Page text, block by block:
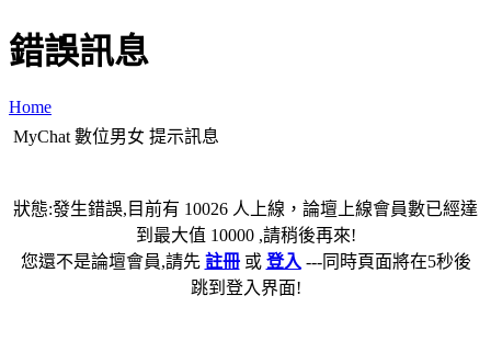
錯誤訊息
Home
MyChat 數位男女 提示訊息
狀態:發生錯誤,目前有 10026 人上線，論壇上線會員數已經達
到最大值 10000 ,請稍後再來!
您還不是論壇會員,請先 註冊或 登入 ---同時頁面將在5秒後
跳到登入界面!